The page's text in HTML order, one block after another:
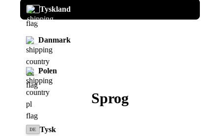
NA10355
199,00 €
inkl. 19% lovpligtig moms , plus
In Tyskland
Tyskland
Danmark
Polen
Sprog
DE Tysk